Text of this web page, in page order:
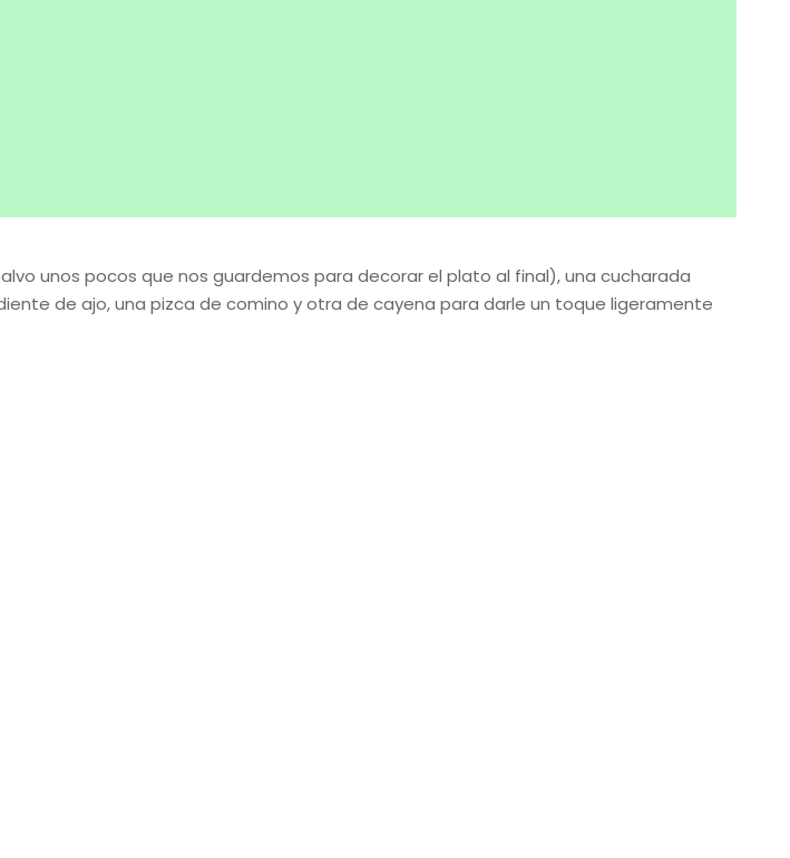
unos pocos que nos guardemos para decorar el plato al final), una cucharada
de ajo, una pizca de comino y otra de cayena para darle un toque ligeramente